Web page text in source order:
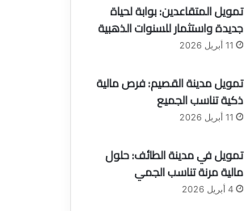
تمويل المتقاعدين: بوابة لحياة
جديدة واستثمار للسنوات الذهبية
11 أبريل 2026
تمويل مدينة القصيم: فرص مالية
ذكية تناسب الجميع
11 أبريل 2026
تمويل في مدينة الطائف: حلول
مالية مرنة تناسب الجمي
4 أبريل 2026